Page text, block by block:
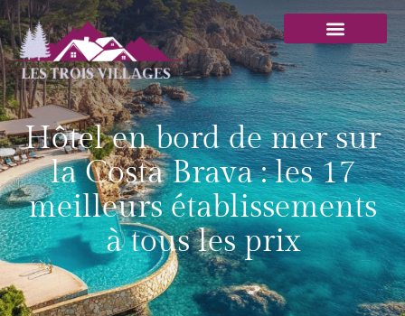
Hôtel en bord de mer sur
la Costa Brava : les 17
meilleurs établissements
à tous les prix